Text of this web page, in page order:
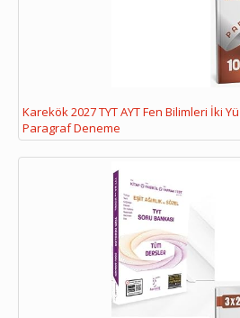
Karekök 2027 TYT AYT Fen Bilimleri İki
Paragraf Deneme